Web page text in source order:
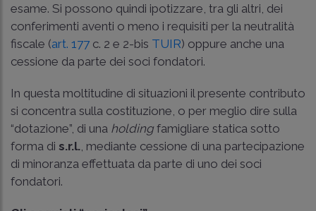
esame. Si possono quindi ipotizzare, tra gli altri, dei
conferimenti aventi o meno i requisiti per la neutralità
fiscale (art. 177 c. 2 e 2-bis TUIR) oppure anche una
cessione da parte dei soci fondatori.
In questa moltitudine di situazioni il presente contributo
si concentra sulla costituzione, o per meglio dire sulla
“dotazione”, di una holdingfamigliare statica sotto
forma di s.r.l. , mediante cessione di una partecipazione
di minoranza effettuata da parte di uno dei soci
fondatori.